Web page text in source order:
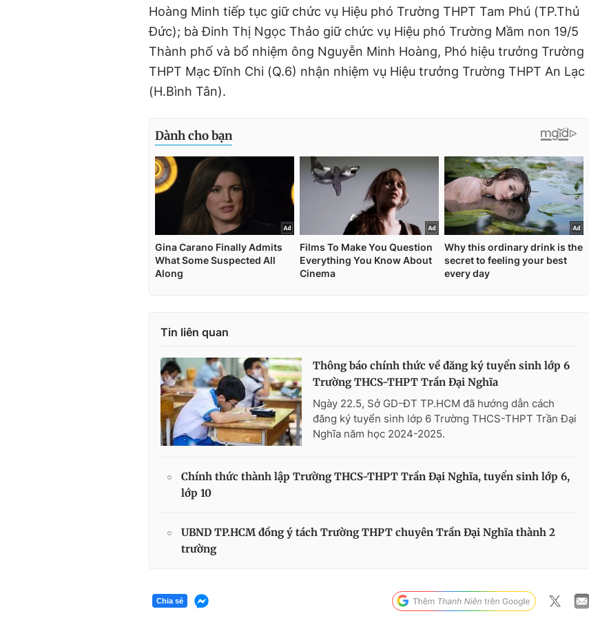
Hoàng Minh tiếp tục giữ chức vụ Hiệu phó Trường THPT Tam Phú (TP.Thủ
Đức); bà Đinh Thị Ngọc Thảo giữ chức vụ Hiệu phó Trường Mầm non 19/5
Thành phố và bổ nhiệm ông Nguyễn Minh Hoàng, Phó hiệu trưởng Trường
THPT Mạc Đĩnh Chi (Q.6) nhận nhiệm vụ Hiệu trưởng Trường THPT An Lạc
(H.Bình Tân).
Tin liên quan
Thông báo chính thức về đăng ký tuyển sinh lớp 6
Trường THCS-THPT Trần Đại Nghĩa
Ngày 22.5, Sở GD-ĐT TP.HCM đã hướng dẫn cách
đăng ký tuyển sinh lớp 6 Trường THCS-THPT Trần Đại
Nghĩa năm học 2024-2025.
Chính thức thành lập Trường THCS-THPT Trần Đại Nghĩa, tuyển sinh lớp 6,
lớp 10
UBND TP.HCM đồng ý tách Trường THPT chuyên Trần Đại Nghĩa thành 2
trường
Chia sẻ